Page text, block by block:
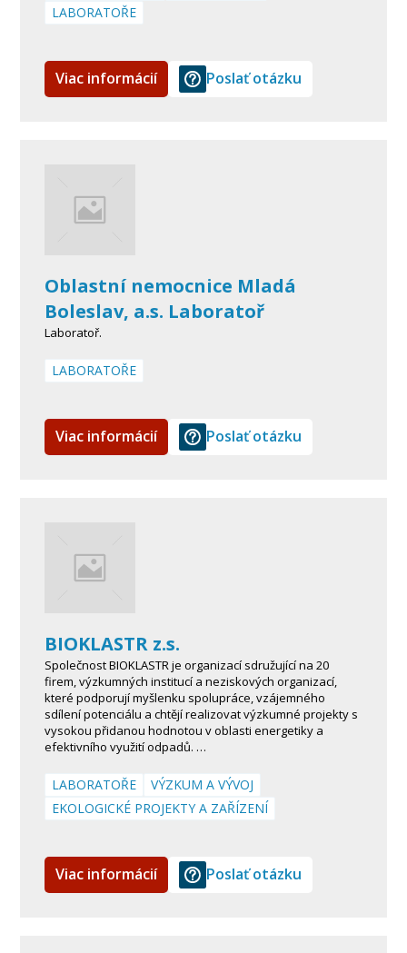
LABORATOŘE
Viac informácií Poslať otázku
Oblastní nemocnice Mladá
Boleslav, a.s. Laboratoř
Laboratoř.
LABORATOŘE
Viac informácií Poslať otázku
BIOKLASTR z.s.
Společnost BIOKLASTR je organizací sdružující na 20
firem, výzkumných institucí a neziskových organizací,
které podporují myšlenku spolupráce, vzájemného
sdílení potenciálu a chtějí realizovat výzkumné projekty s
vysokou přidanou hodnotou v oblasti energetiky a
efektivního využití odpadů. …
LABORATOŘE
VÝZKUM A VÝVOJ
EKOLOGICKÉ PROJEKTY A ZAŘÍZENÍ
Viac informácií Poslať otázku